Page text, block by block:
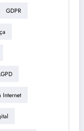
GDPR
Internet